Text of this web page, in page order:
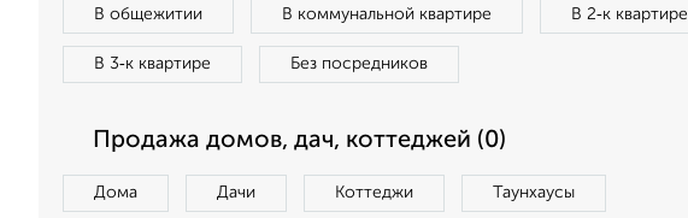
В общежитии В коммунальной квартире В 2‑к квартире
В 3‑к квартире Без посредников
Продажа домов, дач, коттеджей (0)
Дома Дачи Коттеджи Таунхаусы